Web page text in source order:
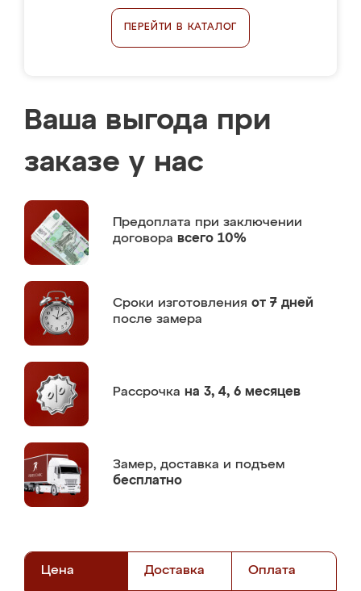
ПЕРЕЙТИ В КАТАЛОГ
Ваша выгода при
заказе у нас
Предоплата при заключении
договора всего 10%
Сроки изготовления от 7 дней
после замера
Рассрочка на 3, 4, 6 месяцев
Замер, доставка и подъем
бесплатно
Цена Доставка Оплата